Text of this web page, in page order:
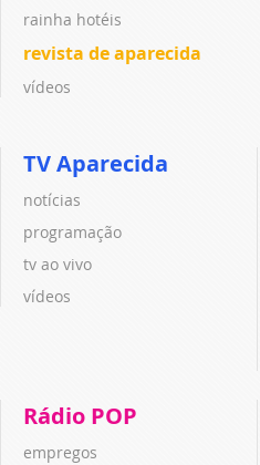
rainha hotéis
revista de aparecida
vídeos
TV Aparecida
notícias
programação
tv ao vivo
vídeos
Rádio POP
empregos